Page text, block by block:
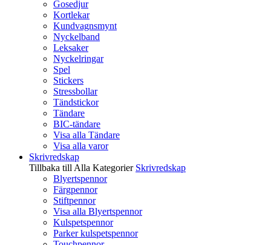
Gosedjur
Kortlekar
Kundvagnsmynt
Nyckelband
Leksaker
Nyckelringar
Spel
Stickers
Stressbollar
Tändstickor
Tändare
BIC-tändare
Visa alla Tändare
Visa alla varor
Skrivredskap
Tillbaka till Alla Kategorier Skrivredskap
Blyertspennor
Färgpennor
Stiftpennor
Visa alla Blyertspennor
Kulspetspennor
Parker kulspetspennor